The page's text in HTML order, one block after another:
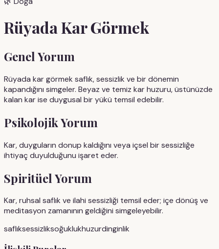
RüyadaKarGörmek
Genel Yorum
Rüyada kar görmek saflık, sessizlik ve bir dönemin
kapandığını simgeler. Beyaz ve temiz kar huzuru, üstünüzde
kalan kar ise duygusal bir yükü temsil edebilir.
Psikolojik Yorum
Kar, duyguların donup kaldığını veya içsel bir sessizliğe
ihtiyaç duyulduğunu işaret eder.
Spiritüel Yorum
Kar, ruhsal saflık ve ilahi sessizliği temsil eder; içe dönüş ve
meditasyon zamanının geldiğini simgeleyebilir.
saflıksessizliksoğuklukhuzurdinginlik